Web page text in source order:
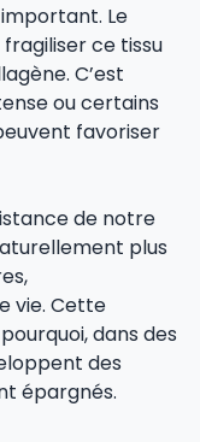
Le
ce tissu
C’est
ou certains
favoriser
de notre
plus
vie. Cette
dans des
des
épargnés.